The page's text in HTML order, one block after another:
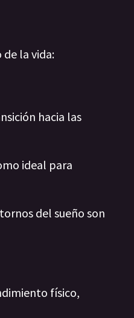
la vida:
hacia las
ideal para
del sueño son
físico,